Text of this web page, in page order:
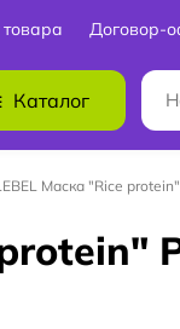
Договор-
Каталог
Маска "Rice